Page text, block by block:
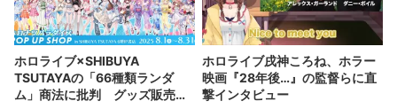
ホロライブ×SHIBUYA
TSUTAYAの「66種類ランダ
ム」商法に批判 グッズ販売形
ホロライブ戌神ころね、ホラー
映画『28年後…』の監督らに直
撃インタビュー